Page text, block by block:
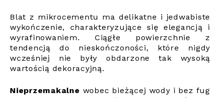
Blat z mikrocementu ma delikatne i jedwabiste
wykończenie, charakteryzujące się elegancją i
wyrafinowaniem. Ciągłe powierzchnie z
tendencją do nieskończoności, które nigdy
wcześniej nie były obdarzone tak wysoką
wartością dekoracyjną.
Nieprzemakalne wobec bieżącej wody i bez fug